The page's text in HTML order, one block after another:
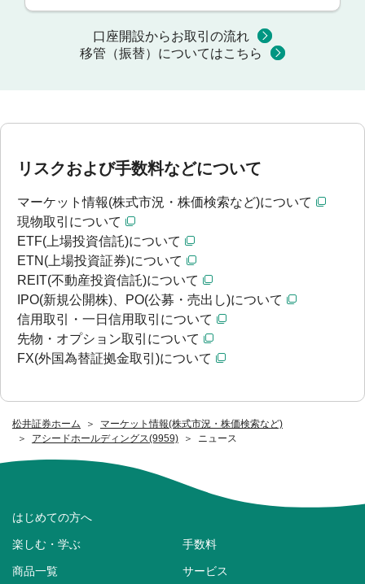
松井証券ホーム
マーケット情報(株式市況・株価検索など)
アシードホールディングス(9959)
ニュース
口座開設からお取引の流れ
移管（振替）についてはこちら
リスクおよび手数料などについて
マーケット情報(株式市況・株価検索など)について
現物取引について
ETF(上場投資信託)について
ETN(上場投資証券)について
REIT(不動産投資信託)について
IPO(新規公開株)、PO(公募・売出し)について
信用取引・一日信用取引について
先物・オプション取引について
FX(外国為替証拠金取引)について
はじめての方へ
楽しむ・学ぶ 手数料
商品一覧 サービス